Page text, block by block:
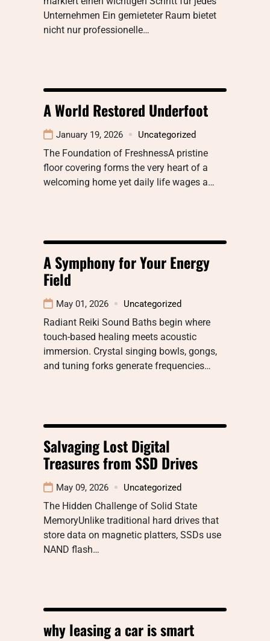
Unternehmen Ein gemieteter Raum bietet
nicht nur professionelle…
A World Restored Underfoot
January 19, 2026 Uncategorized
The Foundation of FreshnessA pristine
floor covering forms the very heart of a
welcoming home yet daily life wages a…
A Symphony for Your Energy
Field
May 01, 2026 Uncategorized
Radiant Reiki Sound Baths begin where
touch-based healing meets acoustic
immersion. Crystal singing bowls, gongs,
and tuning forks generate frequencies…
Salvaging Lost Digital
Treasures from SSD Drives
May 09, 2026 Uncategorized
The Hidden Challenge of Solid State
MemoryUnlike traditional hard drives that
store data on magnetic platters, SSDs use
NAND flash…
why leasing a car is smart